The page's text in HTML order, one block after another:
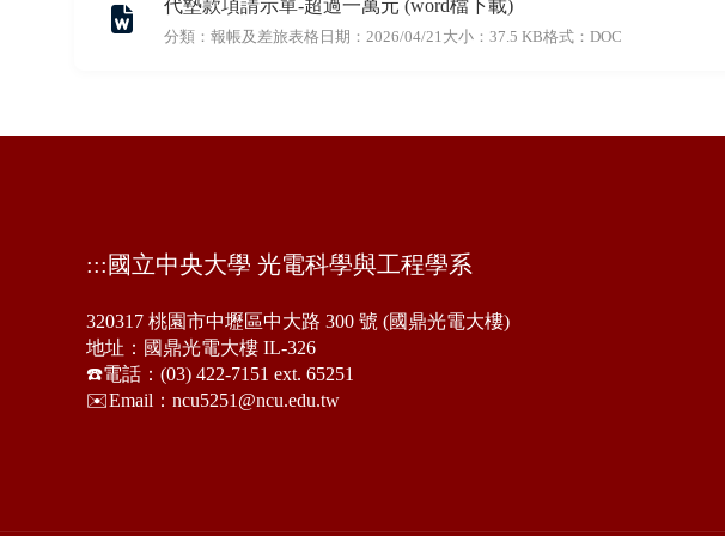
代墊款項請示單-超過一萬元 (word檔下載)
分類：報帳及差旅表格 日期：2026/04/21大小：37.5 KB格式：DOC
::: 國立中央大學 光電科學與工程學系
320317 桃園市中壢區中大路 300 號 (國鼎光電大樓)
地址：國鼎光電大樓 IL-326
☎️電話：(03) 422-7151 ext. 65251
✉️Email：ncu5251@ncu.edu.tw